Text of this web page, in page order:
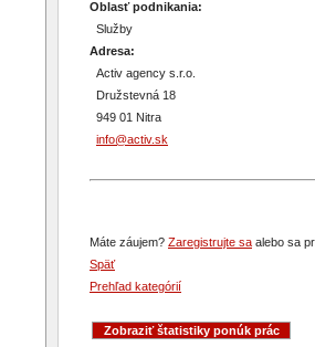
Oblasť podnikania:
Služby
Adresa:
Activ agency s.r.o.
Družstevná 18
949 01 Nitra
info@activ.sk
Máte záujem? Zaregistrujte sa alebo sa
Späť
Prehľad kategórií